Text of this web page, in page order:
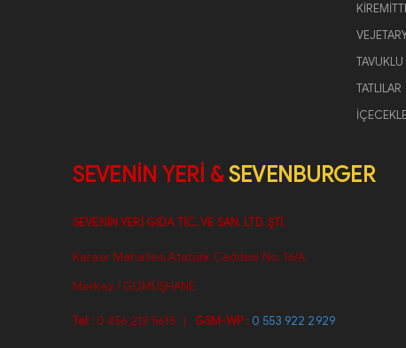
TAVUKLU
TATLILAR
SEVENİN YERİ & SEVENBURGER
SEVENİN YERİ GIDA TİC. VE SAN. LTD. ŞTİ.
Karaer Mahallesi Atatürk Caddesi No: 16/A
Merkez / GÜMÜŞHANE
Tel :0 456 213 5615 | GSM-WP : 0 553 922 2929